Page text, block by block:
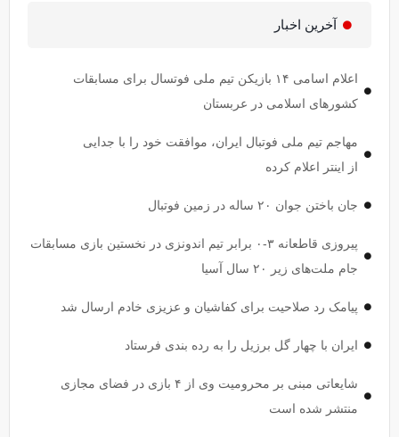
آخرین اخبار
اعلام اسامی ۱۴ بازیکن تیم ملی فوتسال برای مسابقات
کشور‌های اسلامی در عربستان
مهاجم تیم ملی فوتبال ایران، موافقت خود را با جدایی
از اینتر اعلام کرده
جان باختن جوان ۲۰ ساله در زمین فوتبال
پیروزی قاطعانه ۳-۰ برابر تیم اندونزی در نخستین بازی مسابقات
جام ملت‌های زیر ۲۰ سال آسیا
پیامک رد صلاحیت برای کفاشیان و عزیزی خادم ارسال شد
ایران با چهار گل برزیل را به رده بندی فرستاد
شایعاتی مبنی بر محرومیت وی از ۴ بازی در فضای مجازی
منتشر شده است